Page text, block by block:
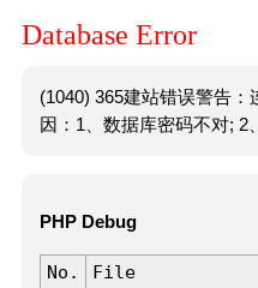
Database Error
(1040) 365建站错误警告
因：1、数据库密码不对; 2
PHP Debug
No. File